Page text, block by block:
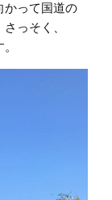
かって国道の
っそく、